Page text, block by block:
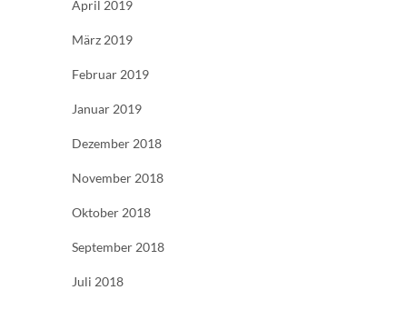
April 2019
März 2019
Februar 2019
Januar 2019
Dezember 2018
November 2018
Oktober 2018
September 2018
Juli 2018